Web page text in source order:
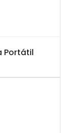
Portátil